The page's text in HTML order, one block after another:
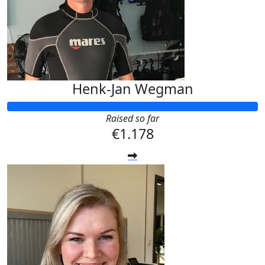
Henk-Jan Wegman
Raised so far
€1.178